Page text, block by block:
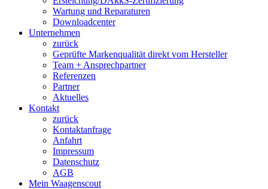
Wartung und Reparaturen
Downloadcenter
Unternehmen
zurück
Geprüfte Markenqualität direkt vom Hersteller
Team + Ansprechpartner
Referenzen
Partner
Aktuelles
Kontakt
zurück
Kontaktanfrage
Anfahrt
Impressum
Datenschutz
AGB
Mein Waagenscout